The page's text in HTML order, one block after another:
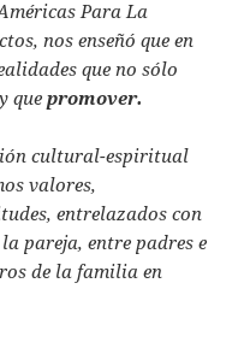
Para La
nos enseñó que en
que no sólo
quepromover.
cultural-espiritual
valores,
entrelazados con
pareja, entre padres e
de la familia en